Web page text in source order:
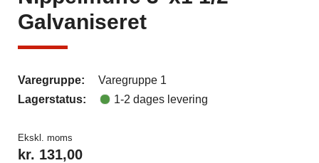
Galvaniseret
Varegruppe:
Varegruppe 1
Lagerstatus:
1-2 dages levering
Ekskl. moms
kr. 131,00